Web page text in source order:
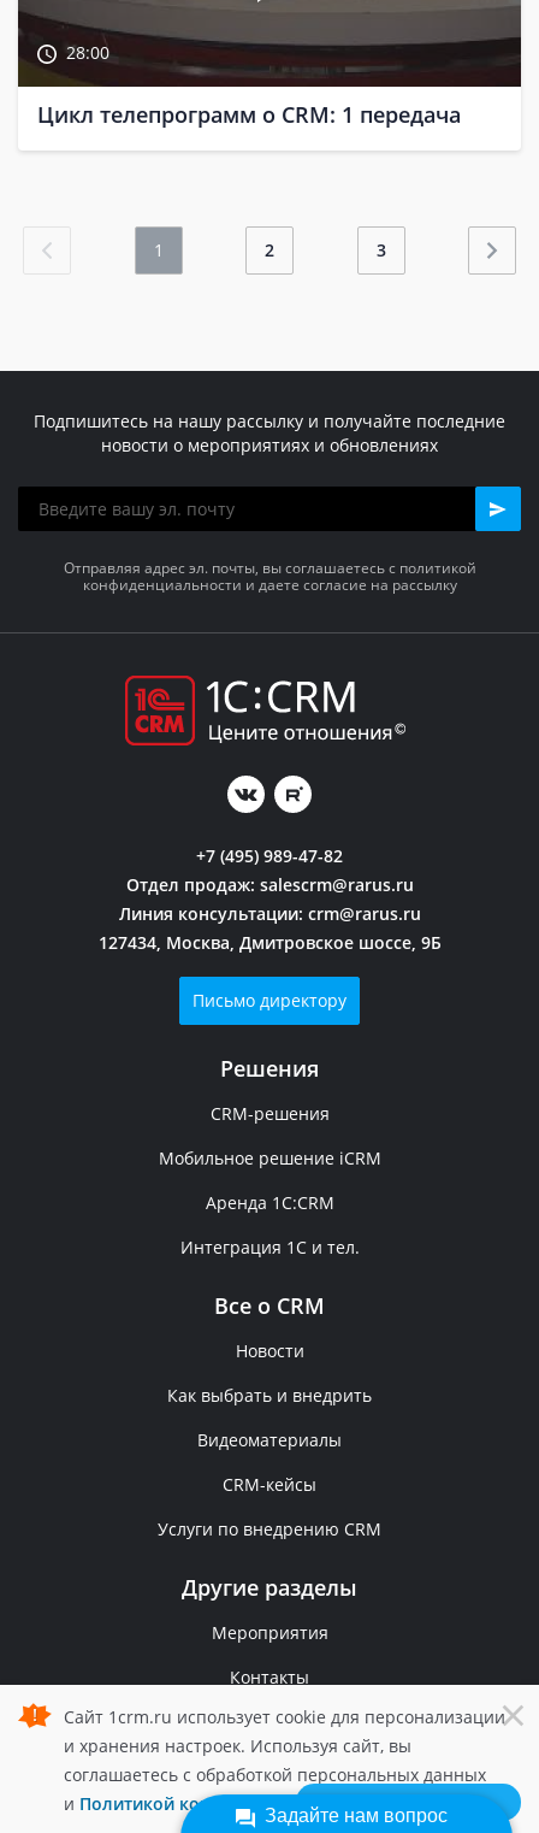
Сайт 1crm.ru использует cookie для персонализации
и хранения настроек. Используя сайт, вы
соглашаетесь с обработкой персональных данных
и Политикой конфиденциальности
×
28:00
Цикл телепрограмм о CRM: 1 передача
1 2 3
Подпишитесь на нашу рассылку и получайте последние
новости о мероприятиях и обновлениях
Отправляя адрес эл. почты, вы соглашаетесь с политикой
конфиденциальности и даете согласие на рассылку
+7 (495) 989-47-82
Отдел продаж: salescrm@rarus.ru
Линия консультации: crm@rarus.ru
127434, Москва, Дмитровское шоссе, 9Б
Письмо директору
Решения
CRM-решения
Мобильное решение iCRM
Аренда 1C:CRM
Интеграция 1С и тел.
Все о CRM
Новости
Как выбрать и внедрить
Видеоматериалы
CRM-кейсы
Услуги по внедрению CRM
Другие разделы
Мероприятия
Контакты
Политика конфиденциальности
© 2006 — 2026 1С-Рарус.
Все права защищены.
Быстро с 1С-Битрикс
Задайте нам вопрос